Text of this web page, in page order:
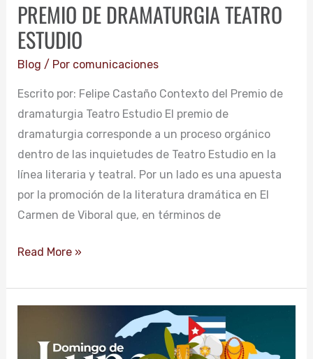
PREMIO DE DRAMATURGIA TEATRO
ESTUDIO
Blog / Por comunicaciones
Escrito por: Felipe Castaño Contexto del Premio de
dramaturgia Teatro Estudio El premio de
dramaturgia corresponde a un proceso orgánico
dentro de las inquietudes de Teatro Estudio en la
línea literaria y teatral. Por un lado es una apuesta
por la promoción de la literatura dramática en El
Carmen de Viboral que, en términos de
Read More »
MARZO